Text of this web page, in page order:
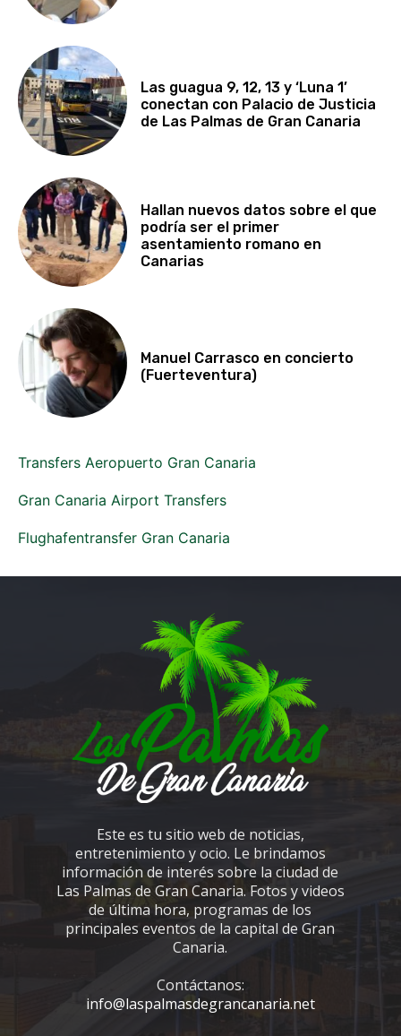
Las guagua 9, 12, 13 y ‘Luna 1’
conectan con Palacio de Justicia
de Las Palmas de Gran Canaria
Hallan nuevos datos sobre el que
podría ser el primer
asentamiento romano en
Canarias
Manuel Carrasco en concierto
(Fuerteventura)
Transfers Aeropuerto Gran Canaria
Gran Canaria Airport Transfers
Flughafentransfer Gran Canaria
Este es tu sitio web de noticias,
entretenimiento y ocio. Le brindamos
información de interés sobre la ciudad de
Las Palmas de Gran Canaria. Fotos y videos
de última hora, programas de los
principales eventos de la capital de Gran
Canaria.
Contáctanos:
info@laspalmasdegrancanaria.net